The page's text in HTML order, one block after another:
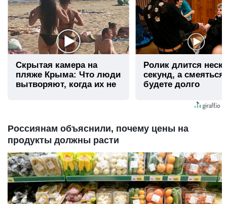
Скрытая камера на
пляже Крыма: Что люди
вытворяют, когда их не
Ролик длится
секунд, а
будете долго
Россиянам объяснили, почему цены на
продукты должны расти